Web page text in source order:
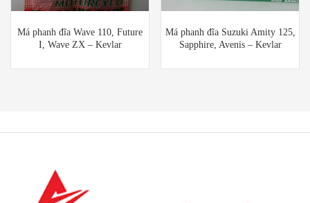
Má phanh đĩa Wave 110, Future
I, Wave ZX – Kevlar
Má phanh đĩa Suzuki Amity 125,
Sapphire, Avenis – Kevlar